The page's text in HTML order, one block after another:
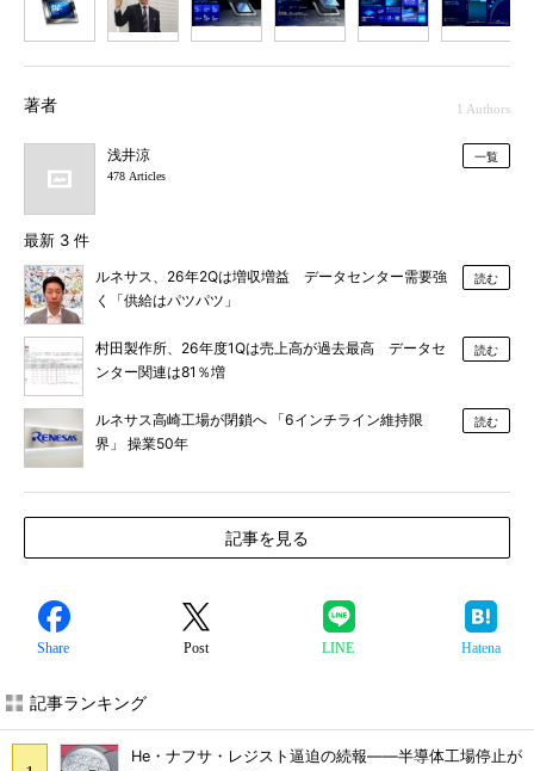
著者 1 Authors
浅井涼
478 Articles
一覧
最新 3 件
ルネサス、26年2Qは増収増益 データセンター需要強
く「供給はパツパツ」
読む
村田製作所、26年度1Qは売上高が過去最高 データセ
ンター関連は81％増
読む
ルネサス高崎工場が閉鎖へ 「6インチライン維持限
界」 操業50年
読む
記事を見る
Share Post LINE Hatena
記事ランキング
He・ナフサ・レジスト逼迫の続報――半導体工場停止が